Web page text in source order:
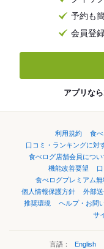
予約も
会員登
アプリな
利用規約 食
口コミ・ランキングに対
食べログ店舗会員につい
機能改善要望
食べログプレミアム
個人情報保護方針
外部送
推奨環境
ヘルプ・お問
サ
言語： English